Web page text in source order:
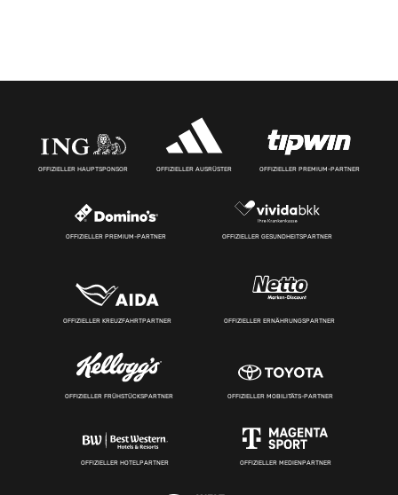
OFFIZIELLER HAUPTSPONSOR OFFIZIELLER AUSRÜSTER OFFIZIELLER PREMIUM-PARTNER
OFFIZIELLER PREMIUM-PARTNER OFFIZIELLER GESUNDHEITSPARTNER
OFFIZIELLER KREUZFAHRTPARTNER OFFIZIELLER ERNÄHRUNGSPARTNER
OFFIZIELLER FRÜHSTÜCKSPARTNER OFFIZIELLER MOBILITÄTS-PARTNER
OFFIZIELLER HOTELPARTNER OFFIZIELLER MEDIENPARTNER